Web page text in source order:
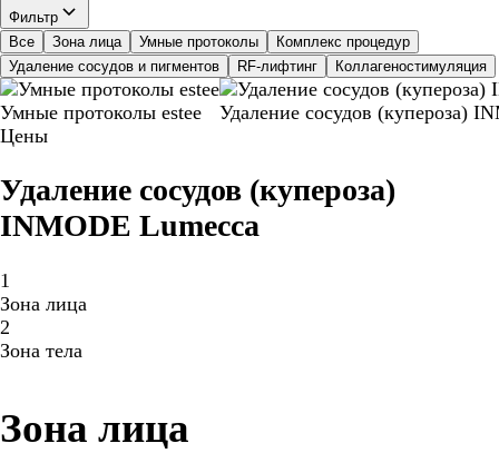
Фильтр
Все
Зона лица Умные протоколы
Комплекс процедур
Удаление сосудов и пигментов
RF-лифтинг Коллагеностимуляция
Умные протоколы estee
Удаление сосудов (купероза)
Цены
Удаление сосудов (купероза)
INMODE Lumecca
1
Зона лица
2
Зона тела
Зона лица